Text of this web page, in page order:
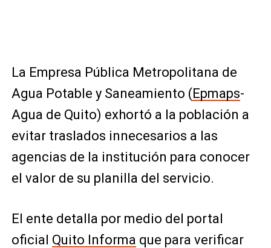
La Empresa Pública Metropolitana de
Agua Potable y Saneamiento (Epmaps-
Agua de Quito) exhortó a la población a
evitar traslados innecesarios a las
agencias de la institución para conocer
el valor de su planilla del servicio.
El ente detalla por medio del portal
oficial Quito Informa que para verificar